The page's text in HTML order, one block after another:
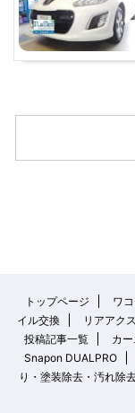
トップページ ワ
イル交換
リアアク
投稿記事一覧
カ
Snapon DUALPRO
り・塗装除去・汚れ除